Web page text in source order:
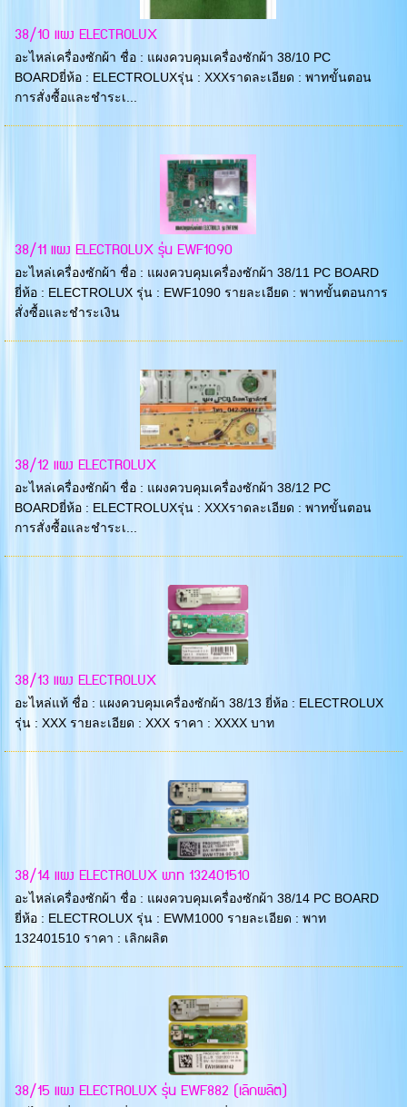
38/10 แผง ELECTROLUX
อะไหล่เครื่องซักผ้า ชื่อ : แผงควบคุมเครื่องซักผ้า 38/10 PC
BOARDยี่ห้อ : ELECTROLUXรุ่น : XXXราดละเอียด : พาทขั้นตอน
การสั่งซื้อและชำระเ...
38/11 แผง ELECTROLUX รุ่น EWF1090
อะไหล่เครื่องซักผ้า ชื่อ : แผงควบคุมเครื่องซักผ้า 38/11 PC BOARD
ยี่ห้อ : ELECTROLUX รุ่น : EWF1090 รายละเอียด : พาทขั้นตอนการ
สั่งซื้อและชำระเงิน
38/12 แผง ELECTROLUX
อะไหล่เครื่องซักผ้า ชื่อ : แผงควบคุมเครื่องซักผ้า 38/12 PC
BOARDยี่ห้อ : ELECTROLUXรุ่น : XXXราดละเอียด : พาทขั้นตอน
การสั่งซื้อและชำระเ...
38/13 แผง ELECTROLUX
อะไหล่แท้ ชื่อ : แผงควบคุมเครื่องซักผ้า 38/13 ยี่ห้อ : ELECTROLUX
รุ่น : XXX รายละเอียด : XXX ราคา : XXXX บาท
38/14 แผง ELECTROLUX พาท 132401510
อะไหล่เครื่องซักผ้า ชื่อ : แผงควบคุมเครื่องซักผ้า 38/14 PC BOARD
ยี่ห้อ : ELECTROLUX รุ่น : EWM1000 รายละเอียด : พาท
132401510 ราคา : เลิกผลิต
38/15 แผง ELECTROLUX รุ่น EWF882 (เลิกผลิต)